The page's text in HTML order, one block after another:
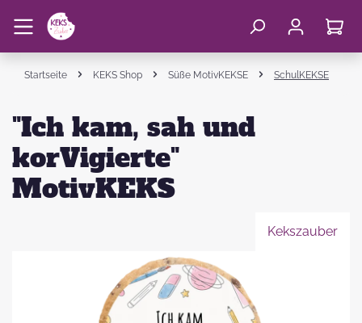
Startseite KEKS Shop Süße MotivKEKSE SchulKEKSE
"Ich kam, sah und
korVigierte"
MotivKEKS
Kekszauber